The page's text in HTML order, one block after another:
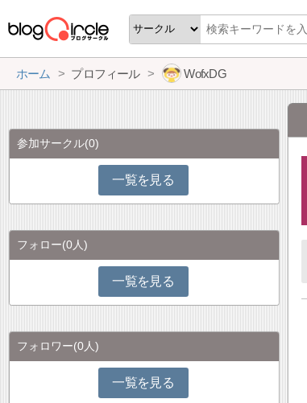
ホーム プロフィール WofxDG
参加サークル(0)
一覧を見る
フォロー(0人)
一覧を見る
フォロワー(0人)
一覧を見る